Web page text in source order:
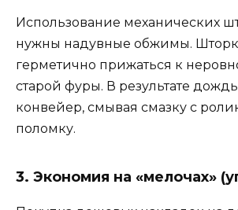
Использование механических
нужны надувные обжимы.
герметично прижаться к
старой фуры. В результате
конвейер, смывая смазку с
поломку.
3. Экономия на «мелочах»